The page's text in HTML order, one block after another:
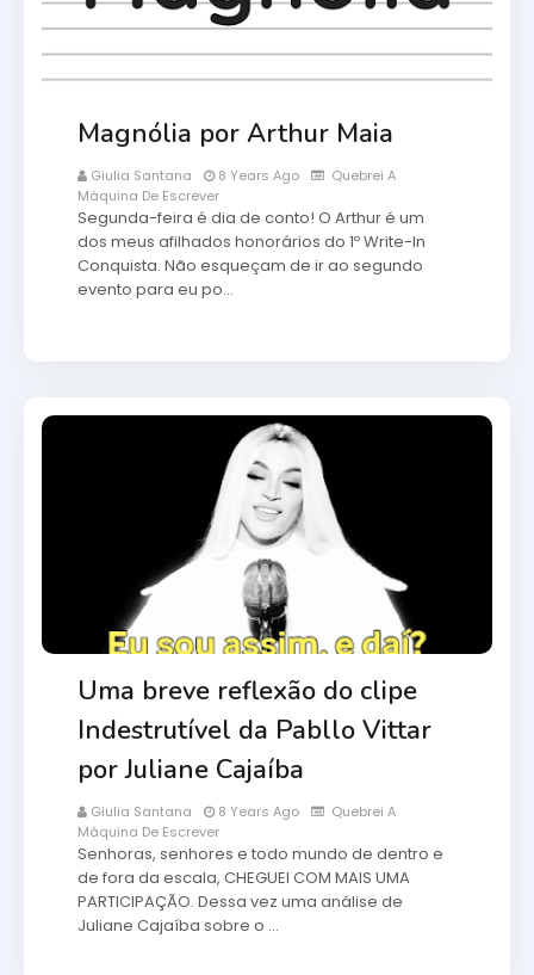
Magnólia por Arthur Maia
Giulia Santana 8 Years Ago
Quebrei A
Máquina De Escrever
Segunda-feira é dia de conto! O Arthur é um
dos meus afilhados honorários do 1º Write-In
Conquista. Não esqueçam de ir ao segundo
evento para eu po…
Uma breve reflexão do clipe
Indestrutível da Pabllo Vittar
por Juliane Cajaíba
Giulia Santana 8 Years Ago
Quebrei A
Máquina De Escrever
Senhoras, senhores e todo mundo de dentro e
de fora da escala, CHEGUEI COM MAIS UMA
PARTICIPAÇÃO. Dessa vez uma análise de
Juliane Cajaíba sobre o …